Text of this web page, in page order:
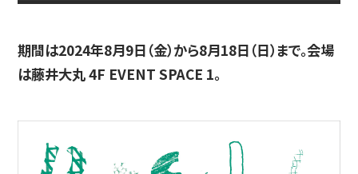
在学生の方
入試情報
期間は2024年8月9日（金）から8月18日（日）まで。会場
は藤井大丸 4F EVENT SPACE 1。